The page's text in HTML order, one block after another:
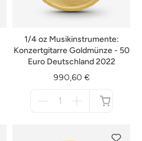
1/4 oz Musikinstrumente:
Konzertgitarre Goldmünze - 50
Euro Deutschland 2022
990,60 €